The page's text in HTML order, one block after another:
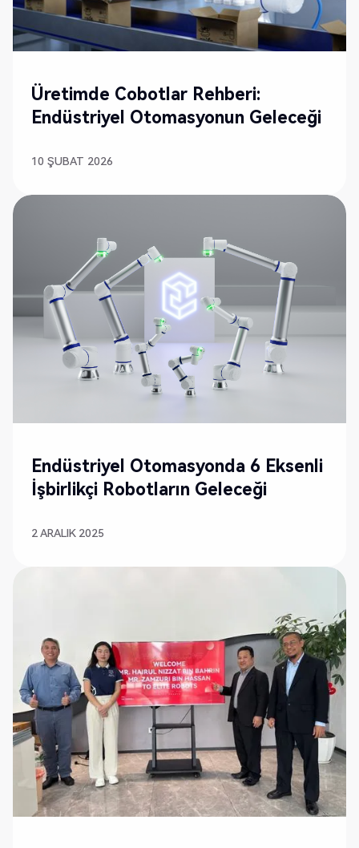
Üretimde Cobotlar Rehberi:
Endüstriyel Otomasyonun Geleceği
10 ŞUBAT 2026
Endüstriyel Otomasyonda 6 Eksenli
İşbirlikçi Robotların Geleceği
2 ARALIK 2025